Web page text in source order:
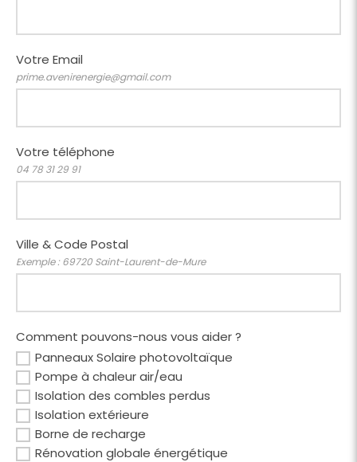
Votre Email
prime.avenirenergie@gmail.com
Votre téléphone
04 78 31 29 91
Ville & Code Postal
Exemple : 69720 Saint-Laurent-de-Mure
Comment pouvons-nous vous aider ?
Panneaux Solaire photovoltaïque
Pompe à chaleur air/eau
Isolation des combles perdus
Isolation extérieure
Borne de recharge
Rénovation globale énergétique